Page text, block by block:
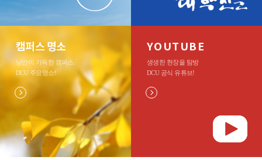
캠퍼스 명소
낭만이 가득한 캠퍼스.
DCU 주요명소!
YOUTUBE
생생한 현장을 탐방
DCU 공식 유튜브!